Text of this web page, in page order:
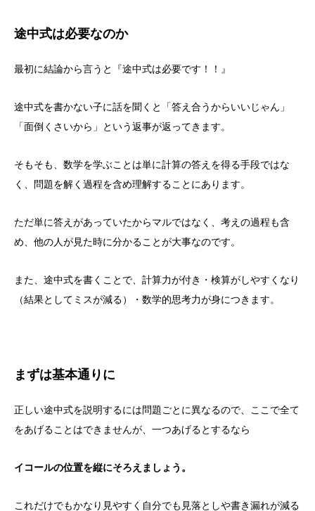
途中式は必要なのか
最初に結論から言うと『途中式は必要です！！』
途中式を書かない子に話を聞くと「答え合うからいいじゃん」
「面倒くさいから」という返事が返ってきます。
そもそも、数学を学ぶことは単に計算の答えを得る手段ではな
く、問題を解く過程を含め理解することにあります。
ただ単に答えがあっていたからマルではなく、考えの過程も含
め、他の人が見た時に分かることが大事なのです。
また、途中式を書くことで、計算力が付き・検算がしやすくなり
（結果としてミスが減る）・数学的思考力が身につきます。
まずは基本通りに
正しい途中式を説明するには問題ごとに異なるので、ここで全て
をあげることはできませんが、一つあげるとするなら
イコールの位置を縦にそろえましょう。
これだけでもかなり見やすく自分でも見落としや書き漏れが減る